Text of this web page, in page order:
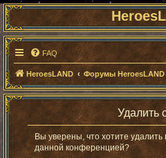
FAQ
HeroesLAND Форумы HeroesLAND
Удалить
Вы уверены, что хотите
данной конференцией?